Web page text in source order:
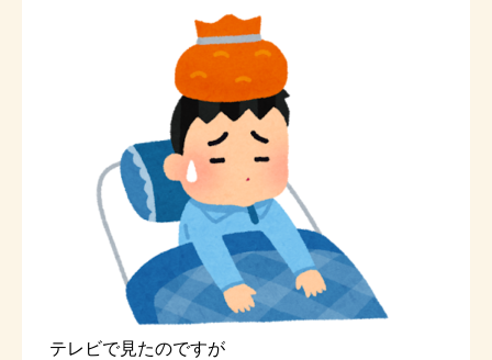
テレビで見たのですが